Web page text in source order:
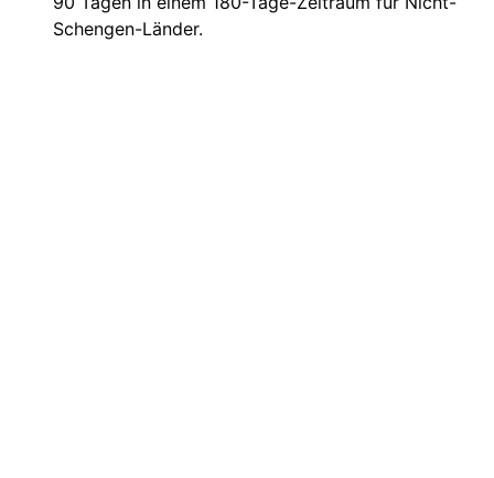
Schengen-Länder.